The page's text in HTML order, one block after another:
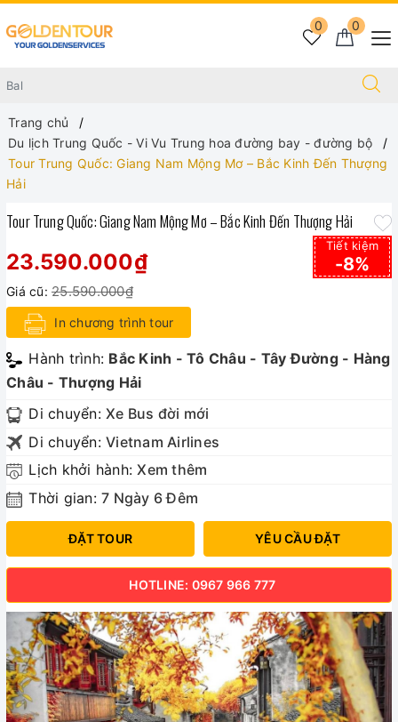
0
0
Trang chủ
Du lịch Trung Quốc - Vi Vu Trung hoa đường bay - đường bộ
Tour Trung Quốc: Giang Nam Mộng Mơ – Bắc Kinh Đến Thượng
Hải
Tour Trung Quốc: Giang Nam Mộng Mơ – Bắc Kinh Đến Thượng Hải
23.590.000₫
Giá cũ: 25.590.000₫
Tiết kiệm
-8%
In chương trình tour
Hành trình: Bắc Kinh - Tô Châu - Tây Đường - Hàng
Châu - Thượng Hải
Di chuyển: Xe Bus đời mới
Di chuyển: Vietnam Airlines
Lịch khởi hành:Xem thêm
Thời gian: 7 Ngày 6 Đêm
ĐẶT TOUR YÊU CẦU ĐẶT
HOTLINE: 0967 966 777